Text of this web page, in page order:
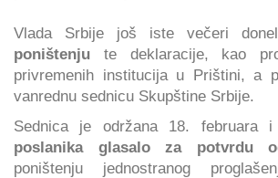
Vlada Srbije još iste večeri
poništenju te deklaracije, kao
privremenih institucija u Prištini, a
vanrednu sednicu Skupštine Srbije.
Sednica je održana 18. februara
poslanika glasalo za potvrdu
poništenju jednostranog